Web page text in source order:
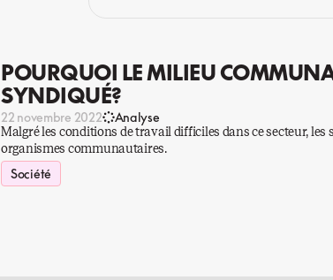
POURQUOI LE MILIEU
SYNDIQUÉ?
22 novembre 2022 Analyse
Malgré les conditions de travail difficiles dans ce secteur,
organismes communautaires.
Société